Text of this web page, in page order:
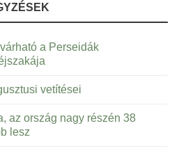
a Perseidák
vetítései
az ország nagy részén 38
lesz